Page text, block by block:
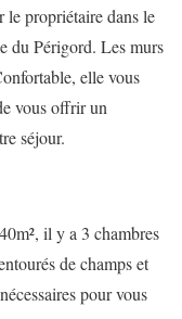
le propriétaire dans le
du Périgord. Les murs
elle vous
vous offrir un
séjour.
il y a 3 chambres
de champs et
pour vous